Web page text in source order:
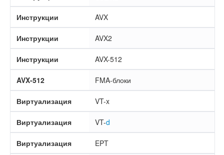
Инструкции AVX
Инструкции AVX2
Инструкции AVX-512
AVX-512 FMA-блоки
Виртуализация VT-x
Виртуализация VT-d
Виртуализация EPT